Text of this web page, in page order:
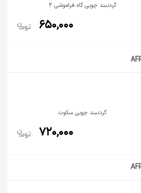
گردنبند چوبی گاه فراموشی 2
650,000
گردنبند چوبی سکوت
720,000